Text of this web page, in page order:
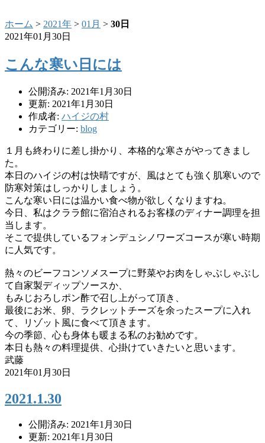
ホーム > 2021年 > 01月 > 30日
2021年01月30日
こんな寒い日には
公開済み: 2021年1月30日
更新: 2021年1月30日
作成者: ハイジの村
カテゴリー: blog
１月も終わりに差し掛かり、本格的な寒さがやってきまし
た。
本日のハイジの村は快晴ですが、
風はとても強く肌寒いので
防寒対策はしっかりしましょう。
こんな寒い日には温かい食べ物が欲しくなりますね。
今日、 私はクララ館に宿泊されるお客様のディナー調理を担
当します。
そこで提供しているフォンデュシノワーズコースが寒い時期
に人気です。
熱々のビーフコンソメスープに野菜やお肉をしゃぶしゃぶし
て自家製ディップソースか、
もみじおろしポン酢で召し上がって頂き、
最後にお米、卵、ラクレットチーズを余ったスープに入れ
て、
リゾット風に食べて頂きます。
今の季節、心も身体も暖まる私のお勧めです。
本日も熱々の料理提供、心掛けていきたいと思います。
武藤
2021年01月30日
2021.1.30
公開済み: 2021年1月30日
更新: 2021年1月30日